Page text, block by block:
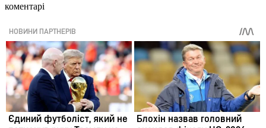
коментарі